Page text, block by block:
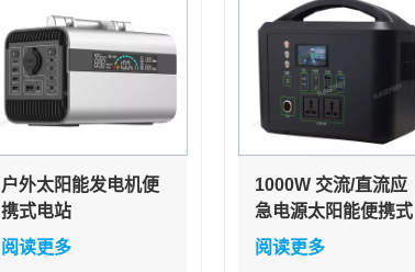
户外太阳能发电机便
携式电站
600W/1000W 电池移
阅读更多
1000W 交流/直流应
急电源太阳能便携式
电站，带 LED 灯，适
阅读更多